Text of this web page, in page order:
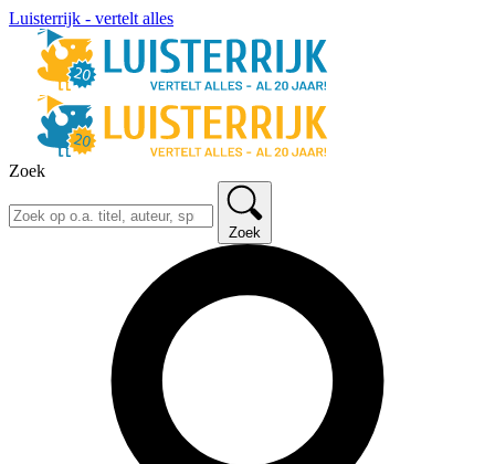
Luisterrijk - vertelt alles
Zoek
Zoek